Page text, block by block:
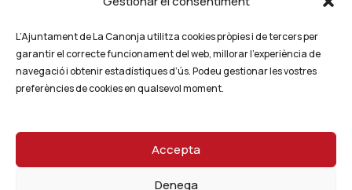
L’Ajuntament de La Canonja utilitza cookies pròpies i de tercers per
garantir el correcte funcionament del web, millorar l’experiència de
navegació i obtenir estadístiques d’ús. Podeu gestionar les vostres
preferències de cookies en qualsevol moment.
Accepta
Denega